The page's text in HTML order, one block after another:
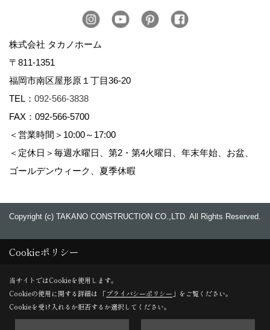
株式会社 タカノホーム
〒811-1351
福岡市南区屋形原１丁目36-20
TEL： 092-566-3838
FAX：092-566-5700
＜営業時間＞10:00～17:00
＜定休日＞毎週水曜日、第2・第4火曜日、年末年始、お盆、
ゴールデンウィーク、夏季休暇
Copyright (c) TAKANO CONSTRUCTION CO.,LTD. All Rights Reserved.
Cookieポリシー
当サイトではCookieを使用します。
Cookieの使用に関する詳細は 「プライバシーポリシー 」をご覧ください。
Cookieを受け入れるか拒否するか選択してください。